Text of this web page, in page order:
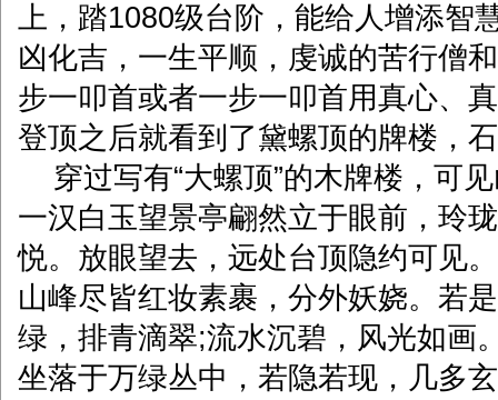
上，踏1080级台阶，能给人增添智
凶化吉，一生平顺，虔诚的苦行僧
步一叩首或者一步一叩首用真心、
登顶之后就看到了黛螺顶的牌楼，
穿过写有“大螺顶”的木牌楼，可
一汉白玉望景亭翩然立于眼前，玲
悦。放眼望去，远处台顶隐约可见
山峰尽皆红妆素裹，分外妖娆。若
绿，排青滴翠;流水沉碧，风光如画
坐落于万绿丛中，若隐若现，几多